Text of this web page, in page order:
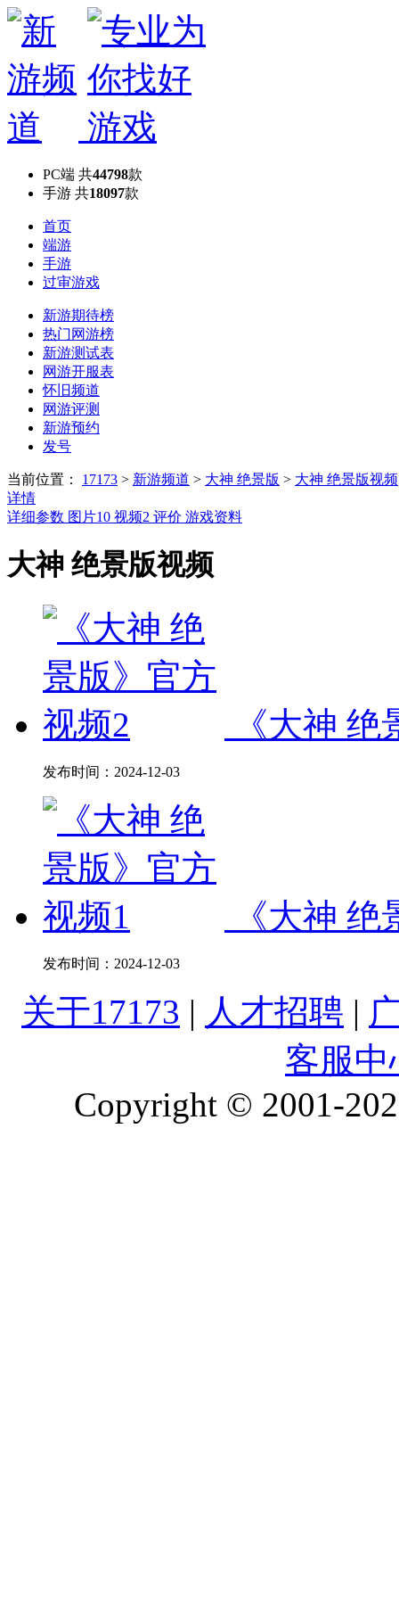
PC端 共44798款
手游 共18097款
首页
端游
手游
过审游戏
新游期待榜
热门网游榜
新游测试表
网游开服表
怀旧频道
网游评测
新游预约
发号
当前位置： 17173 > 新游频道 > 大神 绝景版 > 大神 绝景版视频
详情
详细参数 图片10 视频2 评价 游戏资料
大神 绝景版视频
《大神
发布时间： 2024-12-03
《大神
发布时间： 2024-12-03
关于17173 | 人才招聘 |
客服中
Copyright © 2001-